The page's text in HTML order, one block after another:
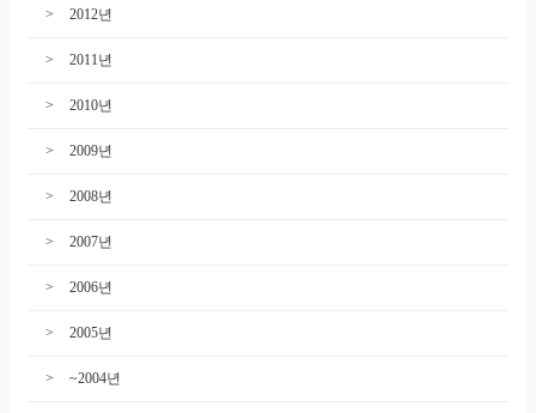
2012년
2011년
2010년
2009년
2008년
2007년
2006년
2005년
~2004년